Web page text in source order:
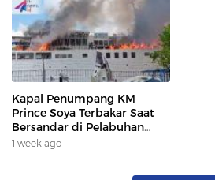
Kapal Penumpang KM
Prince Soya Terbakar Saat
Bersandar di Pelabuhan
Samarinda, Keberangkatan
1 week ago